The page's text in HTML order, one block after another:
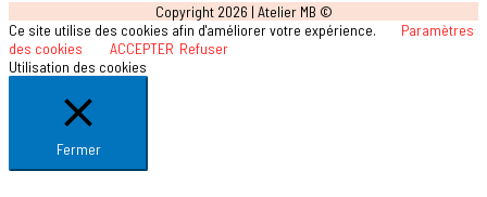
Copyright 2026 | Atelier MB ©
Ce site utilise des cookies afin d'améliorer votre expérience.
Paramètres
des cookies
ACCEPTER Refuser
Utilisation des cookies
Fermer